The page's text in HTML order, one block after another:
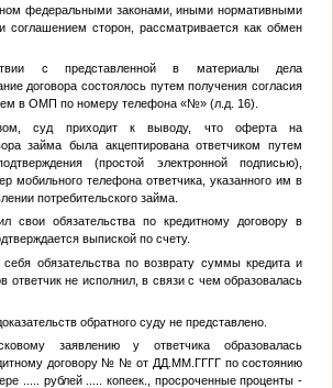
федеральными законами, иными нормативными
соглашением сторон, рассматривается как обмен
с представленной в материалы дела
договора состоялось путем получения согласия
в ОМП по номеру телефона «№» (л.д. 16).
суд приходит к выводу, что оферта на
займа была акцептирована ответчиком путем
(простой электронной подписью),
мобильного телефона ответчика, указанного им в
потребительского займа.
свои обязательства по кредитному договору в
выпиской по счету.
обязательства по возврату суммы кредита и
ответчик не исполнил, в связи с чем образовалась
обратного суду не представлено.
заявлению у ответчика образовалась
договору № № от ДД.ММ.ГГГГпо состоянию
рублей
копеек., просроченные проценты -